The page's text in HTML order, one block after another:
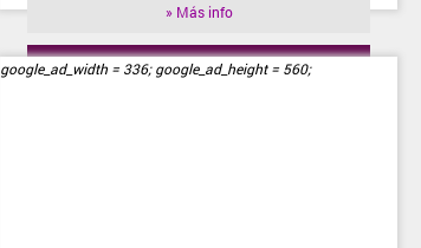
» Más info
» Visitar tienda
google_ad_width = 336; google_ad_height = 560;